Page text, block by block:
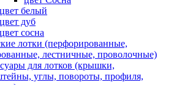
цвет белый
цвет дуб
цвет сосна
лотки (перфорированные,
лестничные, проволочные)
для лотков (крышки,
углы, повороты, профиля,